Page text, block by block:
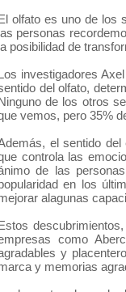
olfato es uno de los
personas
posibilidad de
investigadores
del olfato,
de los otros
vemos, pero 35%
el sentido
controla las
de las
en los
alagunas
como
y
y memorias